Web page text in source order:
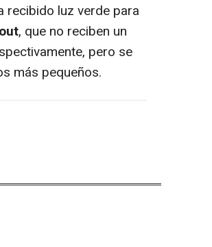
recibido luz verde para
, que no reciben un
pero se
más pequeños.